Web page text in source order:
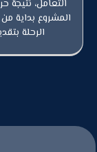
التعامل،
المشروع بداية
الرحلة